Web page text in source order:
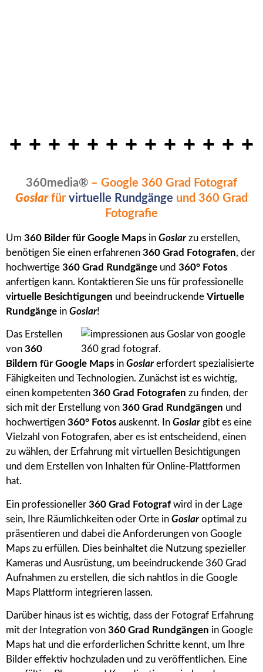
360media® – Google 360 Grad Fotograf
Goslarfür virtuelle Rundgänge und 360 Grad
Fotografie
Um 360 Bilder für Google Maps in Goslarzu erstellen,
benötigen Sie einen erfahrenen 360 Grad Fotografen, der
hochwertige 360 Grad Rundgänge und 360° Fotos
anfertigen kann. Kontaktieren Sie uns für professionelle
virtuelle Besichtigungen und beeindruckende Virtuelle
Rundgänge in Goslar!
Das Erstellen
von 360
Bildern für Google Maps in Goslarerfordert spezialisierte
Fähigkeiten und Technologien. Zunächst ist es wichtig,
einen kompetenten 360 Grad Fotografen zu finden, der
sich mit der Erstellung von 360 Grad Rundgängen und
hochwertigen 360° Fotos auskennt. In Goslargibt es eine
Vielzahl von Fotografen, aber es ist entscheidend, einen
zu wählen, der Erfahrung mit virtuellen Besichtigungen
und dem Erstellen von Inhalten für Online-Plattformen
hat.
Ein professioneller 360 Grad Fotograf wird in der Lage
sein, Ihre Räumlichkeiten oder Orte in Goslaroptimal zu
präsentieren und dabei die Anforderungen von Google
Maps zu erfüllen. Dies beinhaltet die Nutzung spezieller
Kameras und Ausrüstung, um beeindruckende 360 Grad
Aufnahmen zu erstellen, die sich nahtlos in die Google
Maps Plattform integrieren lassen.
Darüber hinaus ist es wichtig, dass der Fotograf Erfahrung
mit der Integration von 360 Grad Rundgängen in Google
Maps hat und die erforderlichen Schritte kennt, um Ihre
Bilder effektiv hochzuladen und zu veröffentlichen. Eine